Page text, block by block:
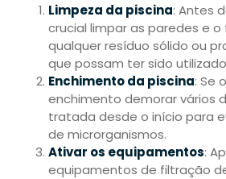
Limpeza da piscina: Antes
crucial limpar as paredes e
qualquer resíduo sólido ou
que possam ter sido
Enchimento da piscina: Se
enchimento demorar vários
tratada desde o início para
de microrganismos.
Ativar os equipamentos:
equipamentos de filtração